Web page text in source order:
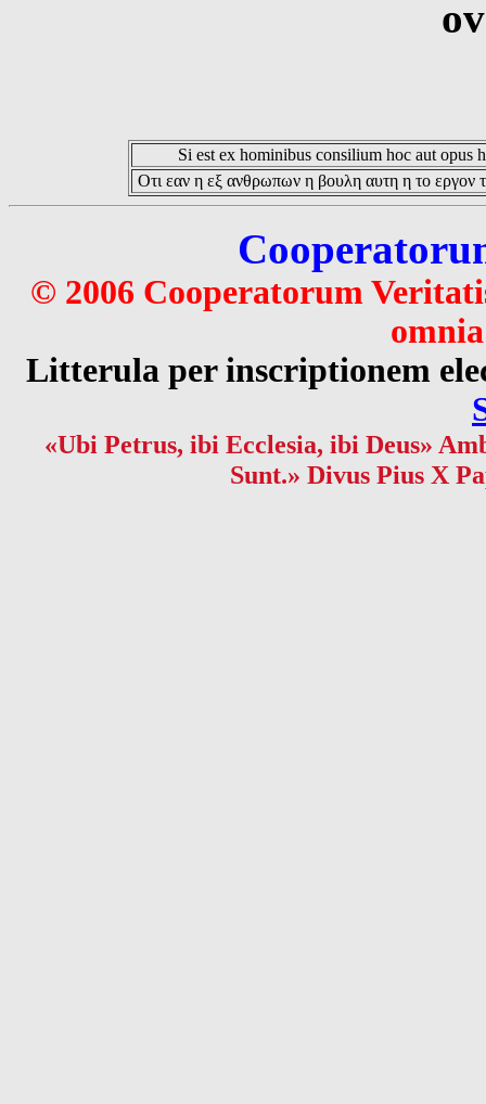
Si est ex hominibus consilium hoc aut opus
Οτι εαν η εξ ανθρωπων η βουλη αυτη η το εργον
© 2006 Cooperatorum
Litterula per inscriptionem
«Ubi Petrus, ibi Ecclesia, ibi Deus»
Sunt.» Divus Pius X